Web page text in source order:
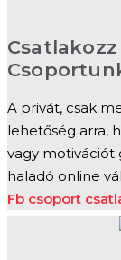
A privát, csak
lehetőség arra,
vagy motivációt
haladó online
Fb csoport